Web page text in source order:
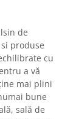
de
produse
cu
a vă
mai plini
bune
sală de